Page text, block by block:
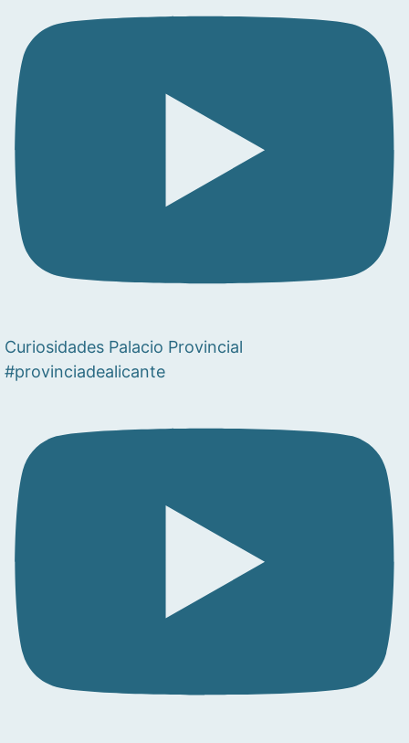
Curiosidades Palacio Provincial
#provinciadealicante